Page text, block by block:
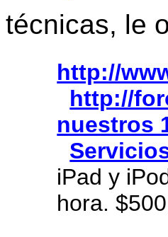
técnicas, le
http://
http://
nuestros
iPad y
hora.